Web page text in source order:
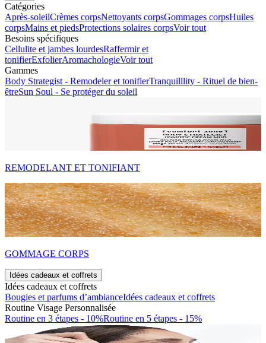
Catégories
Après-soleilCrèmes corpsNettoyants corpsGommages corpsHuiles
corpsMains et piedsProtections solaires corpsVoir tout
Besoins spécifiques
Cellulite et jambes lourdesRaffermir et
tonifierExfolierAromachologieVoir tout
Gammes
Body Strategist - Remodeler et tonifierTranquilllity - Rituel de bien-
êtreSun Soul - Se protéger du soleil
REMODELANT ET TONIFIANT
GOMMAGE CORPS
Idées cadeaux et coffrets
Idées cadeaux et coffrets
Bougies et parfums d’ambianceIdées cadeaux et coffrets
Routine Visage Personnalisée
Routine en 3 étapes - 10%Routine en 5 étapes - 15%